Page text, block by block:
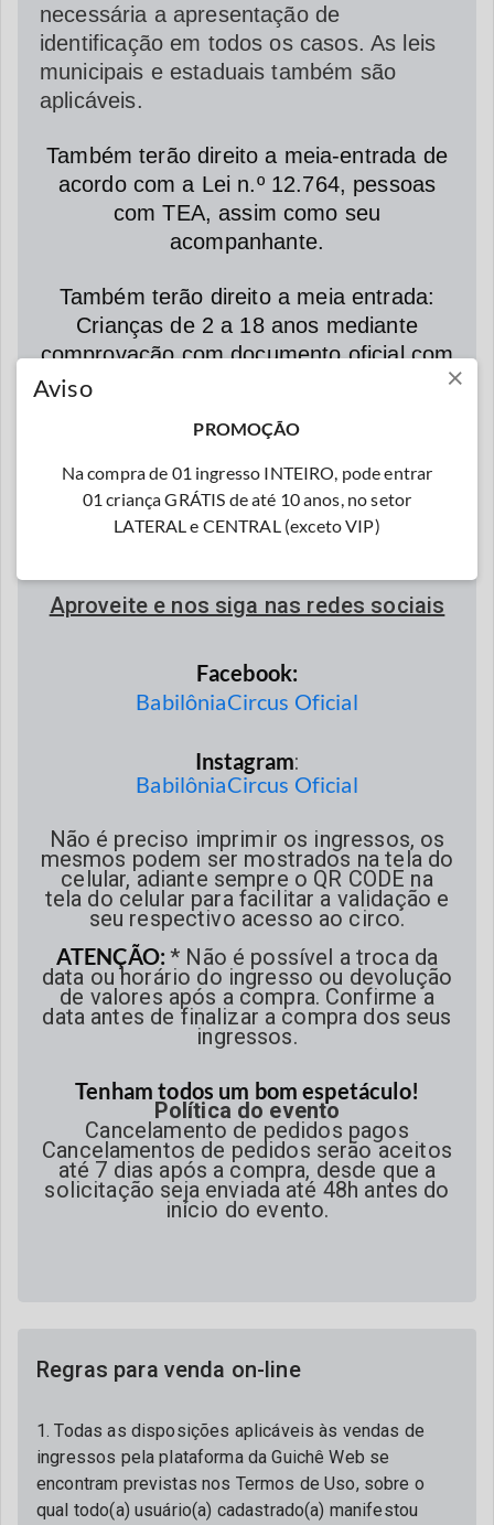
necessária a apresentação de
identificação em todos os casos. As leis
municipais e estaduais também são
aplicáveis.
Também terão direito a meia-entrada de
acordo com a Lei n.º 12.764, pessoas
com TEA, assim como seu
acompanhante.
Também terão direito a meia entrada:
Crianças de 2 a 18 anos mediante
comprovação com documento oficial com
Crianças com 02 anos já pagam.
Inclusive de colo.
WhatsApp:(21) 9 7194-3180.
Aproveite e nos siga nas redes sociais
Facebook:
BabilôniaCircus Oficial
Instagram:
BabilôniaCircus Oficial
Não é preciso imprimir os ingressos, os
mesmos podem ser mostrados na tela do
celular, adiante sempre o QR CODE na
tela do celular para facilitar a validação e
seu respectivo acesso ao circo.
ATENÇÃO: * Não é possível a troca da
data ou horário do ingresso ou devolução
de valores após a compra. Confirme a
data antes de finalizar a compra dos seus
ingressos.
Tenham todos um bom espetáculo!
Política do evento
Cancelamento de pedidos pagos
Cancelamentos de pedidos serão aceitos
até 7 dias após a compra, desde que a
solicitação seja enviada até 48h antes do
início do evento.
Regras para venda on-line
1. Todas as disposições aplicáveis às vendas de
ingressos pela plataforma da Guichê Web se
encontram previstas nos Termos de Uso, sobre o
qual todo(a) usuário(a) cadastrado(a) manifestou
×
Aviso
PROMOÇÃO
Na compra de 01 ingresso INTEIRO, pode entrar
01 criança GRÁTIS de até 10 anos, no setor
LATERAL e CENTRAL (exceto VIP)